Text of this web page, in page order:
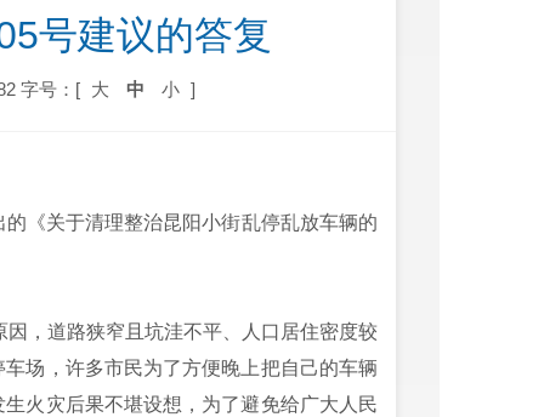
号建议的答复
字号：[ 大 中 小 ]
《关于清理整治昆阳小街乱停乱放车辆的
，道路狭窄且坑洼不平、人口居住密度较
场，许多市民为了方便晚上把自己的车辆
火灾后果不堪设想，为了避免给广大人民